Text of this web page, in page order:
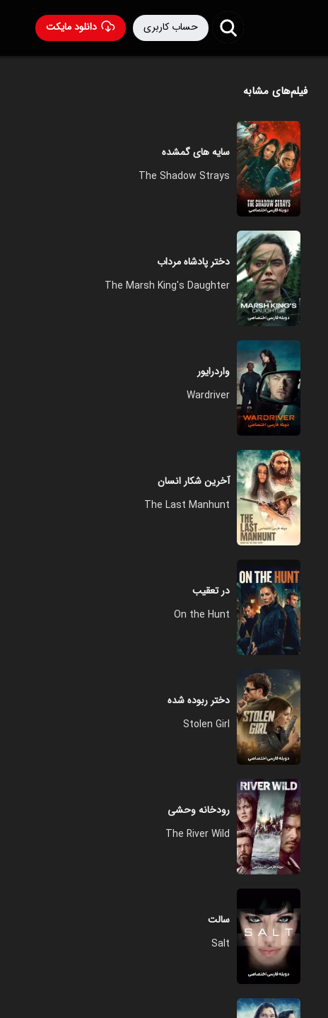
دانلود مایکت حساب کاربری
فیلم‌های مشابه
سایه های گمشده
The Shadow Strays
دختر پادشاه مرداب
The Marsh King's Daughter
واردرایور
Wardriver
آخرین شکار انسان
The Last Manhunt
در تعقیب
On the Hunt
دختر ربوده شده
Stolen Girl
رودخانه وحشی
The River Wild
سالت
Salt